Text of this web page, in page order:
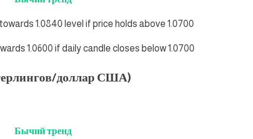
1.0840 level if price holds above 1.0700
1.0600 if daily candle closes below 1.0700
доллар США)
Бычий тренд